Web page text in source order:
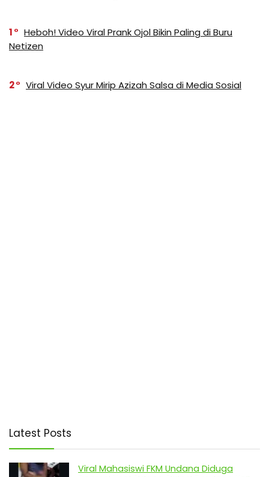
1
Heboh! Video Viral Prank Ojol Bikin Paling di Buru
Netizen
2 Viral Video Syur Mirip Azizah Salsa di Media Sosial
Latest Posts
Viral Mahasiswi FKM Undana Diduga